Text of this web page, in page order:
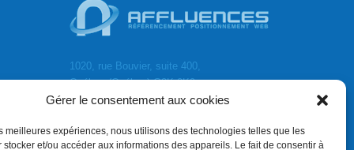
Gérer le consentement aux cookies
meilleures expériences, nous utilisons des technologies telles que les
stocker et/ou accéder aux informations des appareils. Le fait de consentir à
1020, rue Bouvier, suite 400,
Québec (Québec) G2K 0K9
418.684.8881